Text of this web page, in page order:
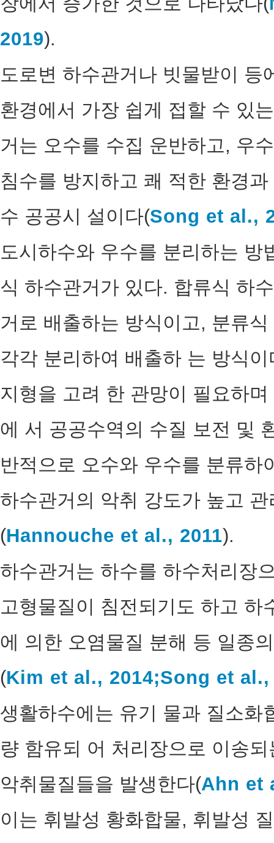
2019).
도로변 하수관거나 빗물받이
환경에서 가장 쉽게 접할 수 있
거는 오수를 수집 운반하고, 우
침수를 방지하고 쾌 적한 환경
수 공공시 설이다(Song et al.,
도시하수와 우수를 분리하는 방
식 하수관거가 있다. 합류식 하
거로 배출하는 방식이고, 분류
각각 분리하여 배출하 는 방식
지형을 고려 한 관망이 필요하
에 서 공공수역의 수질 보전 및
반적으로 오수와 우수를 분류
하수관거의 악취 강도가 높고
(Hannouche et al., 2011).
하수관거는 하수를 하수처리장
고형물질이 침전되기도 하고 하
에 의한 오염물질 분해 등 일종
(Kim et al., 2014;Song et al.,
생활하수에는 유기 물과 질소화
량 함유되 어 처리장으로 이송
악취물질들을 발생한다(Ahn et
이는 휘발성 황화합물, 휘발성